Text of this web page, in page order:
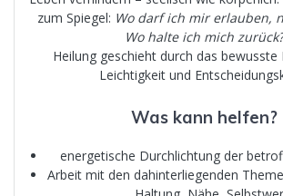
zum Spiegel: Wo darf ich mir erlauben,
Wo halte ich mich zurück?
Heilung geschieht durch das bewusste
Leichtigkeit und
Was kann helfen?
energetische Durchlichtung der
Arbeit mit den dahinterliegenden